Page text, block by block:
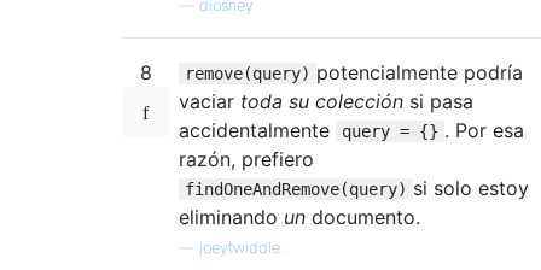
diosney
8 remove(query) potencialmente podría
vaciar toda su colección si pasa
accidentalmente
query = {} . Por esa
razón, prefiero
findOneAndRemove(query) si solo estoy
eliminando un documento.
joeytwiddle